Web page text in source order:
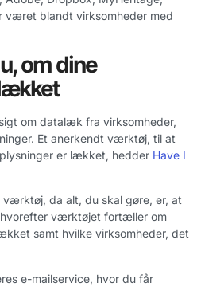
været blandt virksomheder med
om dine
om datalæk fra virksomheder,
Et anerkendt værktøj, til at
er lækket, hedder Have I
da alt, du skal gøre, er, at
hvorefter værktøjet fortæller om
samt hvilke virksomheder, det
e-mailservice, hvor du får